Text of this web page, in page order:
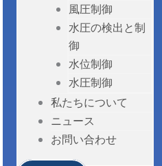
風圧制御
水圧の検出と制
御
水位制御
水圧制御
私たちについて
ニュース
お問い合わせ